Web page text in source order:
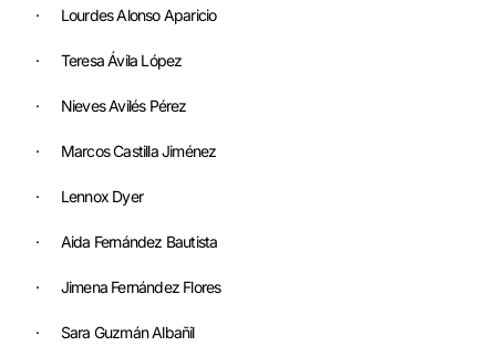
· Lourdes Alonso Aparicio
· Teresa Ávila López
· Nieves Avilés Pérez
· Marcos Castilla Jiménez
· Lennox Dyer
· Aida Fernández Bautista
· Jimena Fernández Flores
· Sara Guzmán Albañil